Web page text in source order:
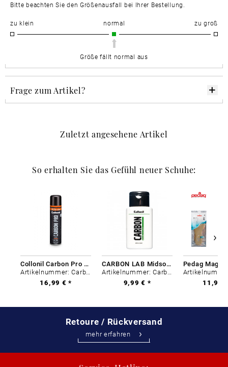
Bitte beachten Sie den Größenausfall bei Ihrer Bestellung.
zu klein normal zu groß
Größe fällt normal aus
Frage zum Artikel?
Zuletzt angesehene Artikel
So erhalten Sie das Gefühl neuer Schuhe:
Collonil Carbon Pro 400 ml
Artikelnummer: Carbon-0
16,99 € *
CARBON LAB Midsole Cleaner
Artikelnummer: Carbon-0
9,99 € *
11,99
Retoure / Rückversand
mehr erfahren